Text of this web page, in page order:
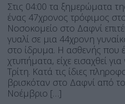
Στις 04:00 τα ξημερώματα
ένας 47χρονος τρόφιμος
Νοσοκομείο στο Δαφνί
γυαλί σε μια 44χρονη
στο ίδρυμα. Η ασθενής που
χτυπήματα, είχε εισαχθεί
Τρίτη. Κατά τις ίδιες
βρισκόταν στο Δαφνί από
Νοέμβριο […]